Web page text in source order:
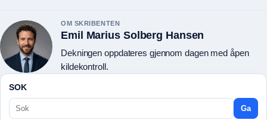
OM SKRIBENTEN
Emil Marius Solberg Hansen
Dekningen oppdateres gjennom dagen med åpen
kildekontroll.
SOK
Ga